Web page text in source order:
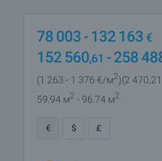
78 003 - 132 163 €
152 560,61 - 258
(1 263 - 1 376 €/м2)(2 470 ,21
59.94 м2 - 96.74 м2
€ $ £